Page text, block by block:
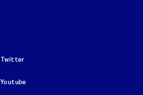
Twitter
Youtube